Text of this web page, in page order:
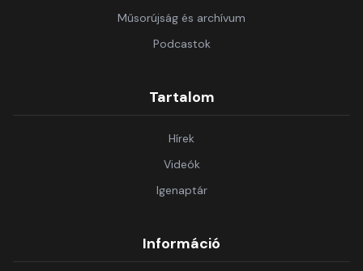
Műsorújság és archívum
Podcastok
Tartalom
Hírek
Videók
Igenaptár
Információ